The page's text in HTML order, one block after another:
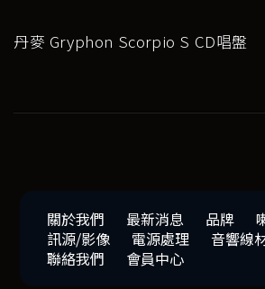
丹麥 Gryphon Scorpio S CD唱盤
關於我們 最新消息 品牌
訊源/影像
電源處理 音響線
聯絡我們
會員中心